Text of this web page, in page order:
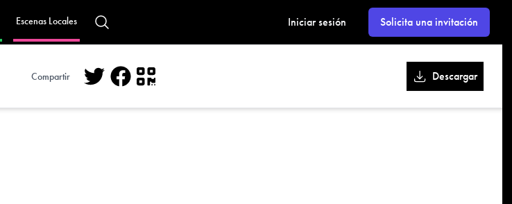
Escenas Locales Iniciar sesión Solicita una invitación
Compartir Descargar